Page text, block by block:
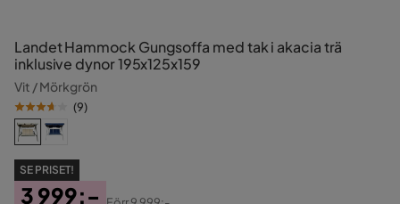
Landet Hammock Gungsoffa med tak i akacia trä
inklusive dynor 195x125x159
Vit / Mörkgrön
(9)
SE PRISET!
3 999:-